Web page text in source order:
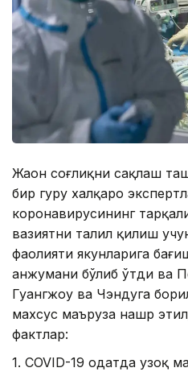
Жаҳон соғлиқни сақлаш
бир гуруҳ халқаро
коронавирусининг
вазиятни таҳлил қилиш
фаолияти якунларига
анжумани бўлиб ўтди ва
Гуангжоу ва Чэндуга
махсус маъруза нашр
фактлар:
1. COVID-19 одатда узоқ